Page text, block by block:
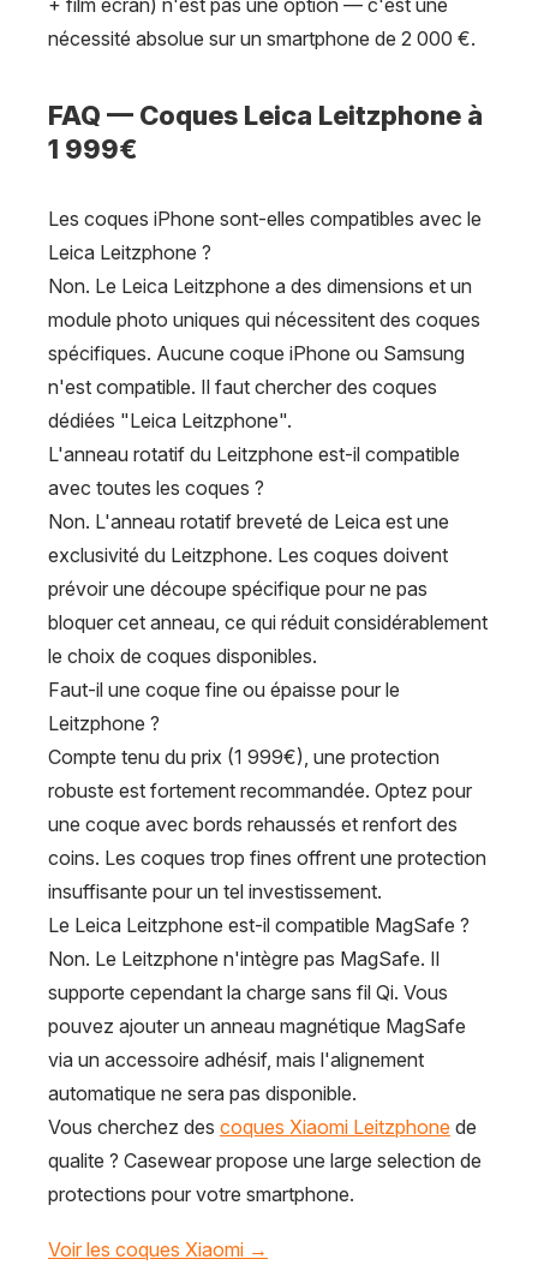
nécessité absolue sur un smartphone de 2 000 €.
FAQ — Coques Leica Leitzphone à
1 999€
Les coques iPhone sont-elles compatibles avec le
Leica Leitzphone ?
Non. Le Leica Leitzphone a des dimensions et un
module photo uniques qui nécessitent des coques
spécifiques. Aucune coque iPhone ou Samsung
n'est compatible. Il faut chercher des coques
dédiées "Leica Leitzphone".
L'anneau rotatif du Leitzphone est-il compatible
avec toutes les coques ?
Non. L'anneau rotatif breveté de Leica est une
exclusivité du Leitzphone. Les coques doivent
prévoir une découpe spécifique pour ne pas
bloquer cet anneau, ce qui réduit considérablement
le choix de coques disponibles.
Faut-il une coque fine ou épaisse pour le
Leitzphone ?
Compte tenu du prix (1 999€), une protection
robuste est fortement recommandée. Optez pour
une coque avec bords rehaussés et renfort des
coins. Les coques trop fines offrent une protection
insuffisante pour un tel investissement.
Le Leica Leitzphone est-il compatible MagSafe ?
Non. Le Leitzphone n'intègre pas MagSafe. Il
supporte cependant la charge sans fil Qi. Vous
pouvez ajouter un anneau magnétique MagSafe
via un accessoire adhésif, mais l'alignement
automatique ne sera pas disponible.
Vous cherchez des coques Xiaomi Leitzphone de
qualite ? Casewear propose une large selection de
protections pour votre smartphone.
Voir les coques Xiaomi →